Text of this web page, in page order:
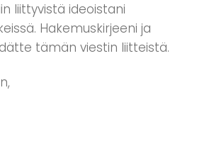
liittyvistä ideoistani
Hakemuskirjeeni ja
tämän viestin liitteistä.